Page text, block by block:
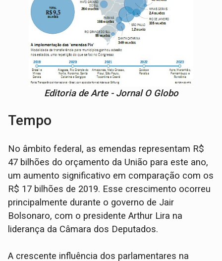
Editoria de Arte - Jornal O Globo
Tempo
No âmbito federal, as emendas representam R$
47 bilhões do orçamento da União para este ano,
um aumento significativo em comparação com os
R$ 17 bilhões de 2019. Esse crescimento ocorreu
principalmente durante o governo de Jair
Bolsonaro, com o presidente Arthur Lira na
liderança da Câmara dos Deputados.
A crescente influência dos parlamentares na